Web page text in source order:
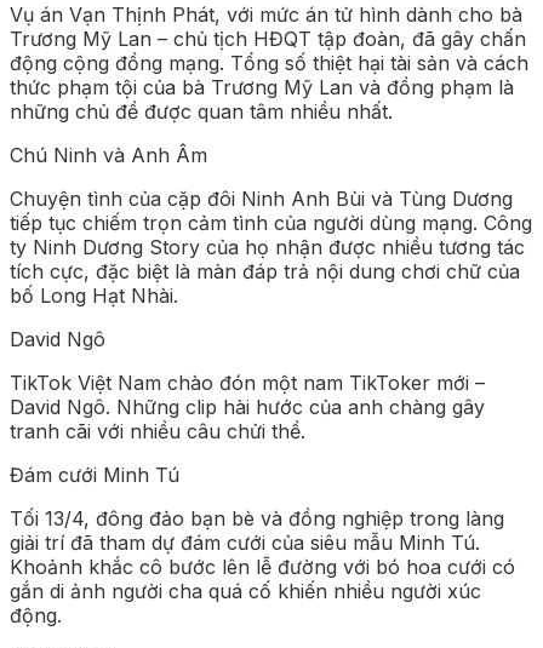
Vụ án Vạn Thịnh Phát, với mức án tử hình dành cho bà
Trương Mỹ Lan – chủ tịch HĐQT tập đoàn, đã gây chấn
động cộng đồng mạng. Tổng số thiệt hại tài sản và cách
thức phạm tội của bà Trương Mỹ Lan và đồng phạm là
những chủ đề được quan tâm nhiều nhất.
Chú Ninh và Anh Âm
Chuyện tình của cặp đôi Ninh Anh Bùi và Tùng Dương
tiếp tục chiếm trọn cảm tình của người dùng mạng. Công
ty Ninh Dương Story của họ nhận được nhiều tương tác
tích cực, đặc biệt là màn đáp trả nội dung chơi chữ của
bố Long Hạt Nhài.
David Ngô
TikTok Việt Nam chào đón một nam TikToker mới –
David Ngô. Những clip hài hước của anh chàng gây
tranh cãi với nhiều câu chửi thề.
Đám cưới Minh Tú
Tối 13/4, đông đảo bạn bè và đồng nghiệp trong làng
giải trí đã tham dự đám cưới của siêu mẫu Minh Tú.
Khoảnh khắc cô bước lên lễ đường với bó hoa cưới có
gắn di ảnh người cha quá cố khiến nhiều người xúc
động.